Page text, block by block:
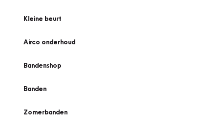
Kleine beurt
Airco onderhoud
Bandenshop
Banden
Zomerbanden